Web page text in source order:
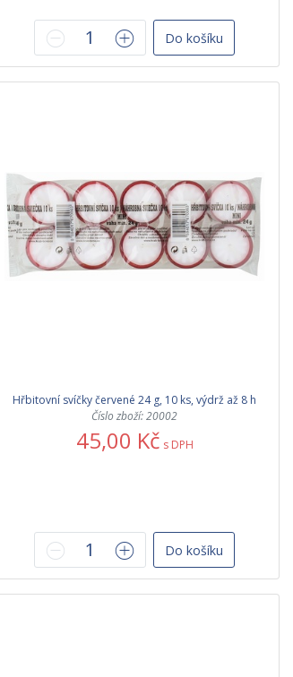
Do košíku
Hřbitovní svíčky červené 24 g, 10 ks, výdrž až 8 h
Číslo zboží: 20002
45,00 Kč s DPH
Do košíku